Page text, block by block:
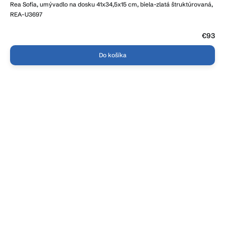
Rea Sofia, umývadlo na dosku 41x34,5x15 cm, biela-zlatá štruktúrovaná,
REA-U3697
€93
Do košíka